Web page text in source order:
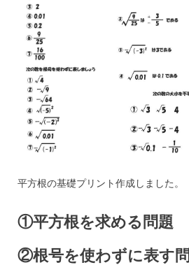
平方根の基礎プリント作成しました。
①平方根を求める問題
②根号を使わずに表す問